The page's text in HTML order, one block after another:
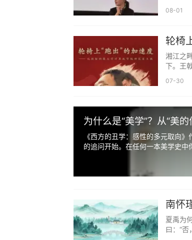
08-01
轮椅
湘江之
下。王
07-30
为什么是“美学”？从“美
《西方的丑学：感性的多元取向
的追问开始。在任何一本美学史中
南怀
力、
夏禹为
曰：“